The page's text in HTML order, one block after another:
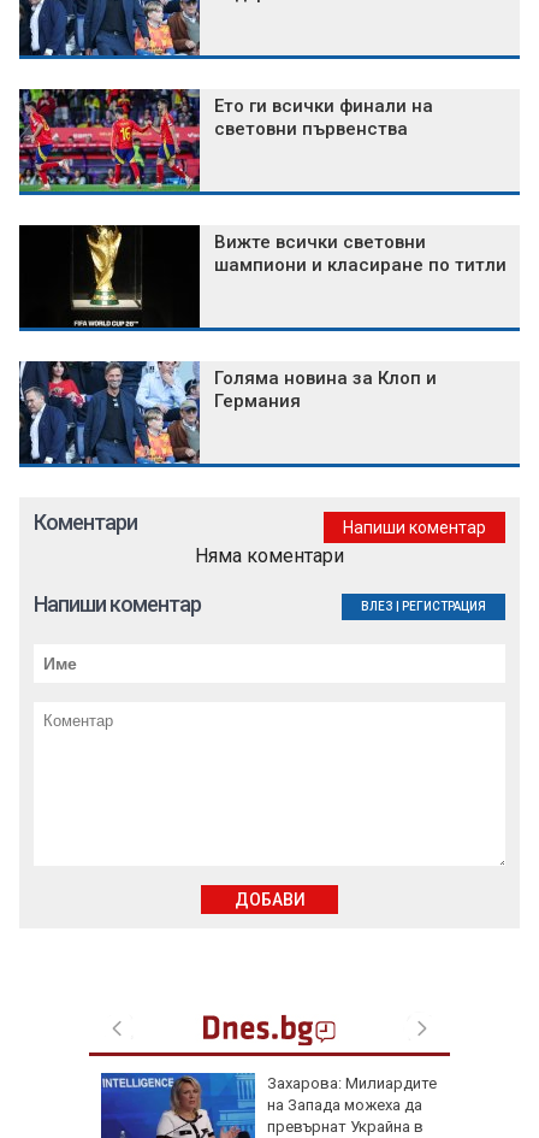
Ето ги всички финали на
световни първенства
Вижте всички световни
шампиони и класиране по титли
Голяма новина за Клоп и
Германия
Захарова: Милиардите
на Запада можеха да
превърнат Украйна в
Коментари Напиши коментар
Няма коментари
Напиши коментар ВЛЕЗ РЕГИСТРАЦИЯ
ДОБАВИ